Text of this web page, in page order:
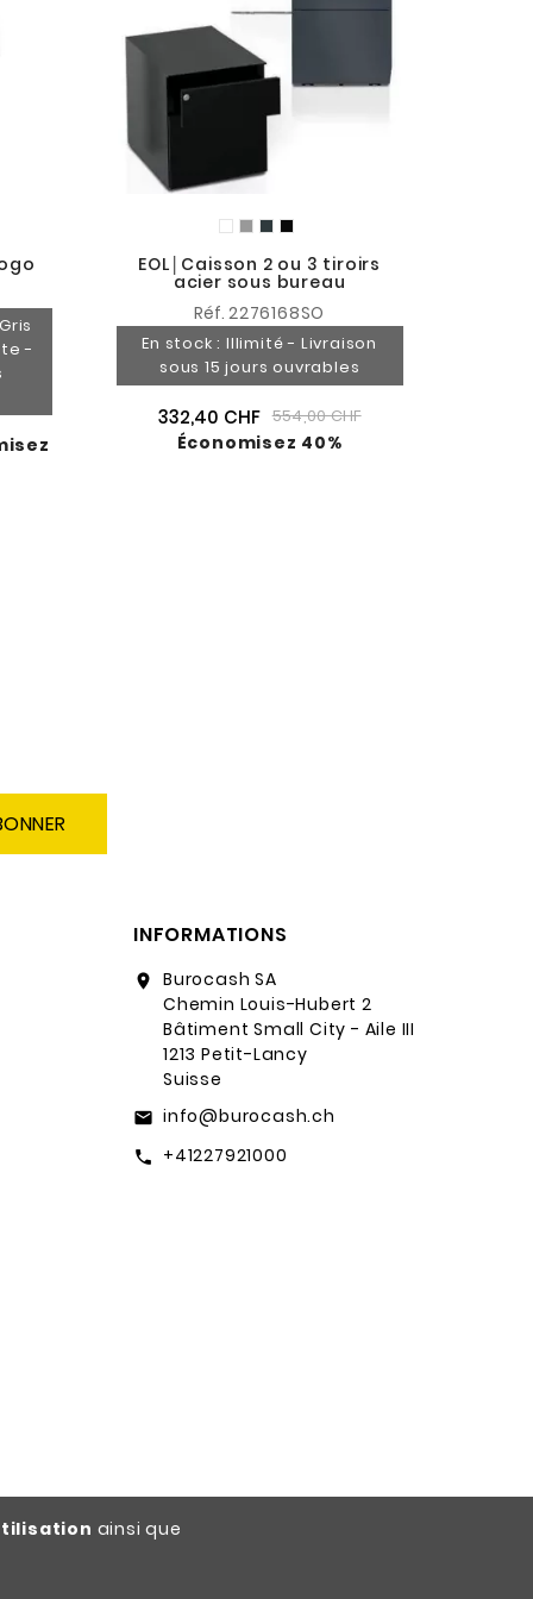
ainsi que
-
EOL│Caisson 2 ou 3 tiroirs
acier sous bureau
Réf.2276168SO
En stock : Illimité - Livraison
sous 15 jours ouvrables
332,40 CHF 554,00 CHF
Économisez 40%
INFORMATIONS
location_on
Burocash SA
Chemin Louis-Hubert 2
Bâtiment Small City - Aile III
1213 Petit-Lancy
Suisse
email info@burocash.ch
call +41227921000